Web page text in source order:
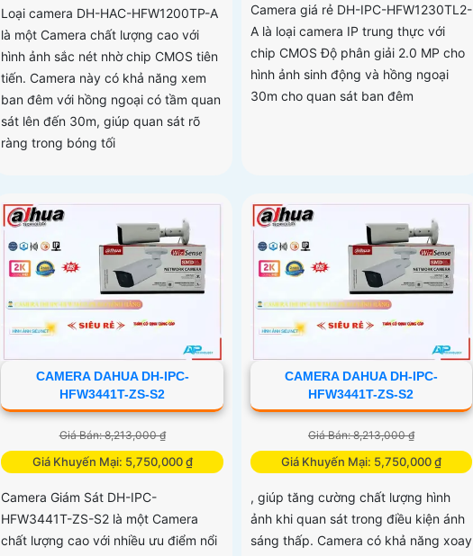
Loại camera DH-HAC-HFW1200TP-A
là một Camera chất lượng cao với
hình ảnh sắc nét nhờ chip CMOS tiên
tiến. Camera này có khả năng xem
ban đêm với hồng ngoại có tầm quan
sát lên đến 30m, giúp quan sát rõ
ràng trong bóng tối
Camera giá rẻ DH-IPC-HFW1230TL2-
A là loại camera IP trung thực với
chip CMOS Độ phân giải 2.0 MP cho
hình ảnh sinh động và hồng ngoại
30m cho quan sát ban đêm
CAMERA DAHUA DH-IPC-
HFW3441T-ZS-S2
Giá Bán: 8,213,000 ₫
Giá Khuyến Mại: 5,750,000 ₫
Camera Giám Sát DH-IPC-
HFW3441T-ZS-S2 là một Camera
chất lượng cao với nhiều ưu điểm nổi
CAMERA DAHUA DH-IPC-
HFW3441T-ZS-S2
Giá Bán: 8,213,000 ₫
Giá Khuyến Mại: 5,750,000 ₫
, giúp tăng cường chất lượng hình
ảnh khi quan sát trong điều kiện ánh
sáng thấp. Camera có khả năng xoay